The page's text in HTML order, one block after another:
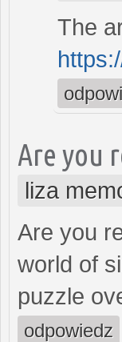
The
Are you
liza
Are you
world of
puzzle
odpowiedz